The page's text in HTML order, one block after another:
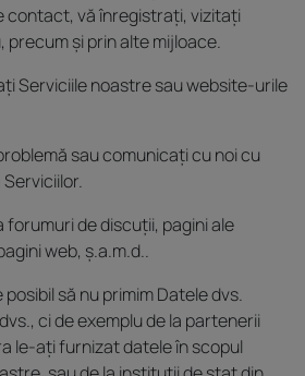
contact, vă înregistrați, vizitați
și prin alte mijloace.
Serviciile noastre sau website-urile
sau comunicați cu noi cu
de discuții, pagini ale
web, ș.a.m.d..
să nu primim Datele dvs.
ci de exemplu de la partenerii
le-ați furnizat datele în scopul